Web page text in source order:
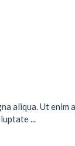
aliqua. Ut enim
...